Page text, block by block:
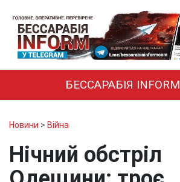
БЕССАРАБІЯ INFORM
Новини > Війна
Нічний обстріл